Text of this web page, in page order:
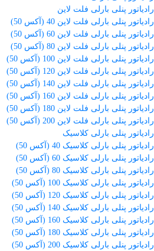
رادیاتور پنلی بارلی فلت لاین
رادیاتور پنلی بارلی فلت لاین 40 (آکس 50)
رادیاتور پنلی بارلی فلت لاین 60 (آکس 50)
رادیاتور پنلی بارلی فلت لاین 80 (آکس 50)
رادیاتور پنلی بارلی فلت لاین 100 (آکس 50)
رادیاتور پنلی بارلی فلت لاین 120 (آکس 50)
رادیاتور پنلی بارلی فلت لاین 140 (آکس 50)
رادیاتور پنلی بارلی فلت لاین 160 (آکس 50)
رادیاتور پنلی بارلی فلت لاین 180 (آکس 50)
رادیاتور پنلی بارلی فلت لاین 200 (آکس 50)
رادیاتور پنلی بارلی کلاسیک
رادیاتور پنلی بارلی کلاسیک 40 (آکس 50)
رادیاتور پنلی بارلی کلاسیک 60 (آکس 50)
رادیاتور پنلی بارلی کلاسیک 80 (آکس 50)
رادیاتور پنلی بارلی کلاسیک 100 (آکس 50)
رادیاتور پنلی بارلی کلاسیک 120 (آکس 50)
رادیاتور پنلی بارلی کلاسیک 140 (آکس 50)
رادیاتور پنلی بارلی کلاسیک 160 (آکس 50)
رادیاتور پنلی بارلی کلاسیک 180 (آکس 50)
رادیاتور پنلی بارلی کلاسیک 200 (آکس 50)